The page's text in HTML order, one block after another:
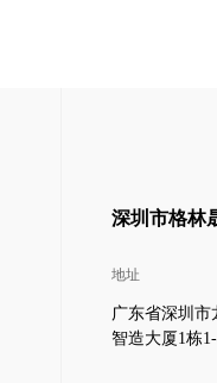
深圳市格林
地址
广东省深圳市
智造大厦1栋